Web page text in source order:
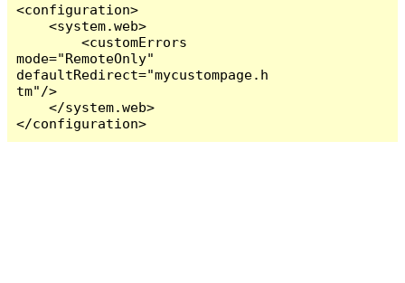
<configuration>
    <system.web>
        <customErrors
mode="RemoteOnly"
defaultRedirect="mycustompage.h
tm"/>
    </system.web>
</configuration>